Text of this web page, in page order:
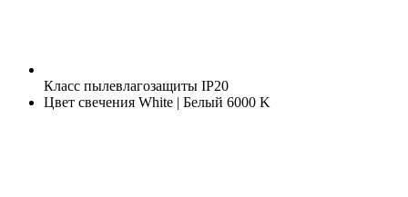
Класс пылевлагозащиты IP20
Цвет свечения White | Белый 6000 K